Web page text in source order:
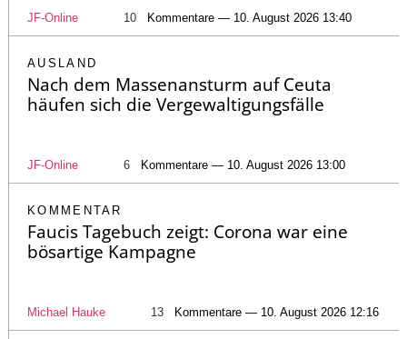
JF-Online 10 Kommentare — 10. August 2026 13:40
AUSLAND
Nach dem Massenansturm auf Ceuta
häufen sich die Vergewaltigungsfälle
JF-Online 6 Kommentare — 10. August 2026 13:00
KOMMENTAR
Faucis Tagebuch zeigt: Corona war eine
bösartige Kampagne
Michael Hauke 13 Kommentare — 10. August 2026 12:16